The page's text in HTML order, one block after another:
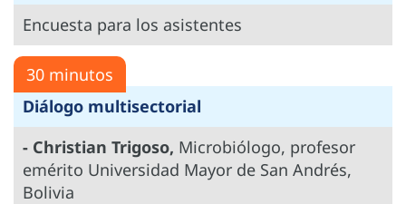
Encuesta para los asistentes
30 minutos
Diálogo multisectorial
- Christian Trigoso, Microbiólogo, profesor
emérito Universidad Mayor de San Andrés,
Bolivia